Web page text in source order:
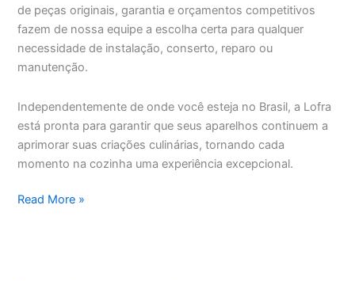
de peças originais, garantia e orçamentos competitivos
fazem de nossa equipe a escolha certa para qualquer
necessidade de instalação, conserto, reparo ou
manutenção.
Independentemente de onde você esteja no Brasil, a Lofra
está pronta para garantir que seus aparelhos continuem a
aprimorar suas criações culinárias, tornando cada
momento na cozinha uma experiência excepcional.
Assistência
Read More »